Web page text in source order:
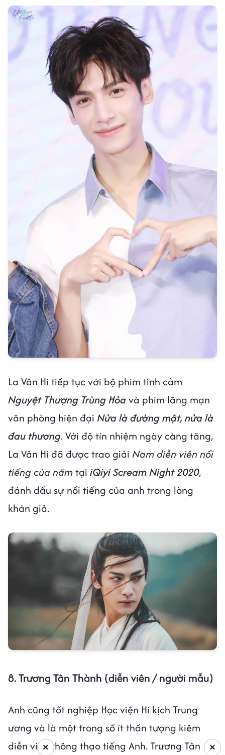
La Vân Hi tiếp tục với bộ phim tình cảm
Nguyệt Thượng Trùng Hỏavà phim lãng mạn
văn phòng hiện đại Nửa là đường mật, nửa là
đau thương. Với độ tín nhiệm ngày càng tăng,
La Vân Hi đã được trao giải Nam diễn viên nổi
tiếng của năm tại iQiyi Scream Night 2020,
đánh dấu sự nổi tiếng của anh trong lòng
khán giả.
8. Trương Tân Thành (diễn viên / người mẫu)
Anh cũng tốt nghiệp Học viện Hí kịch Trung
ương và là một trong số ít thần tượng kiêm
diễn viên thông thạo tiếng Anh. Trương Tân
×
×